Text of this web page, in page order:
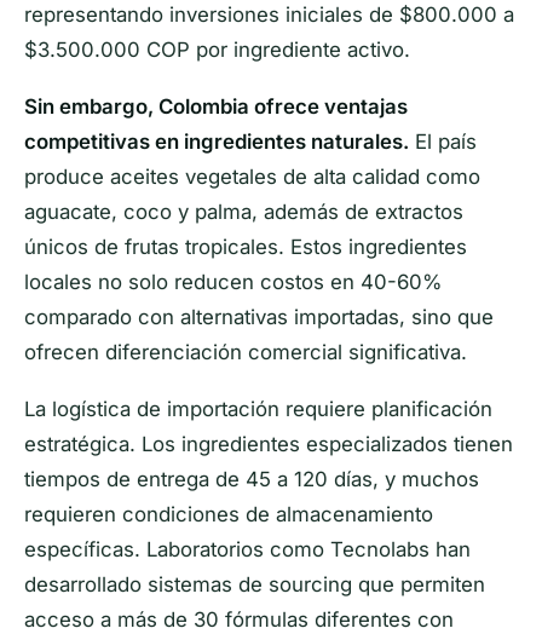
representando inversiones iniciales de $800.000 a
$3.500.000 COP por ingrediente activo.
Sin embargo, Colombia ofrece ventajas
competitivas en ingredientes naturales. El país
produce aceites vegetales de alta calidad como
aguacate, coco y palma, además de extractos
únicos de frutas tropicales. Estos ingredientes
locales no solo reducen costos en 40-60%
comparado con alternativas importadas, sino que
ofrecen diferenciación comercial significativa.
La logística de importación requiere planificación
estratégica. Los ingredientes especializados tienen
tiempos de entrega de 45 a 120 días, y muchos
requieren condiciones de almacenamiento
específicas. Laboratorios como Tecnolabs han
desarrollado sistemas de sourcing que permiten
acceso a más de 30 fórmulas diferentes con